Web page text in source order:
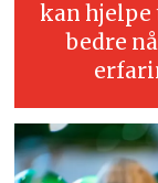
kan hjelpe
bedre